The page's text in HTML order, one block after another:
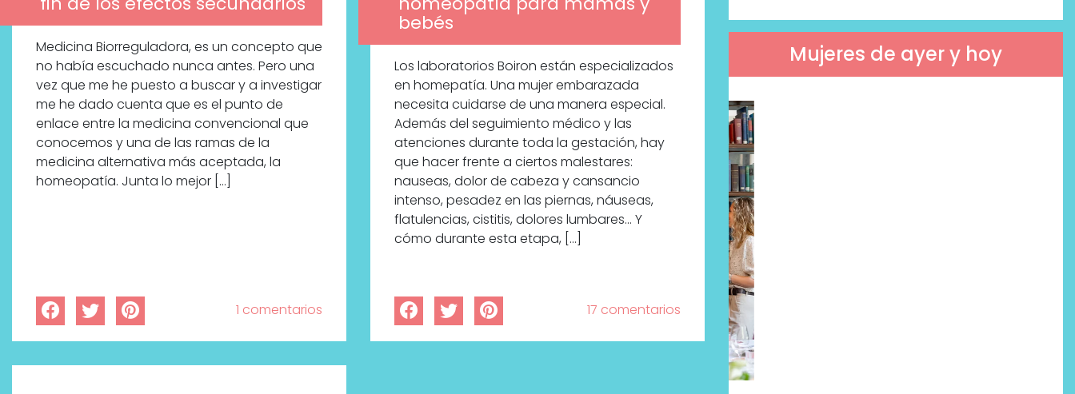
Medicina Biorreguladora, es un concepto que
no había escuchado nunca antes. Pero una
vez que me he puesto a buscar y a investigar
me he dado cuenta que es el punto de
enlace entre la medicina convencional que
conocemos y una de las ramas de la
medicina alternativa más aceptada, la
homeopatía. Junta lo mejor […]
1 comentarios
bebés
Los laboratorios Boiron están especializados
en homepatía. Una mujer embarazada
necesita cuidarse de una manera especial.
Además del seguimiento médico y las
atenciones durante toda la gestación, hay
que hacer frente a ciertos malestares:
nauseas, dolor de cabeza y cansancio
intenso, pesadez en las piernas, náuseas,
flatulencias, cistitis, dolores lumbares… Y
cómo durante esta etapa, […]
17 comentarios
Mujeres de ayer y hoy